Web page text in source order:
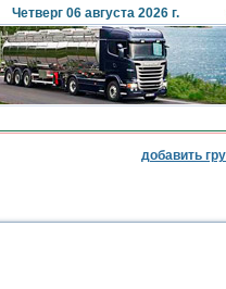
Четверг 06 августа 2026 г.
добавить